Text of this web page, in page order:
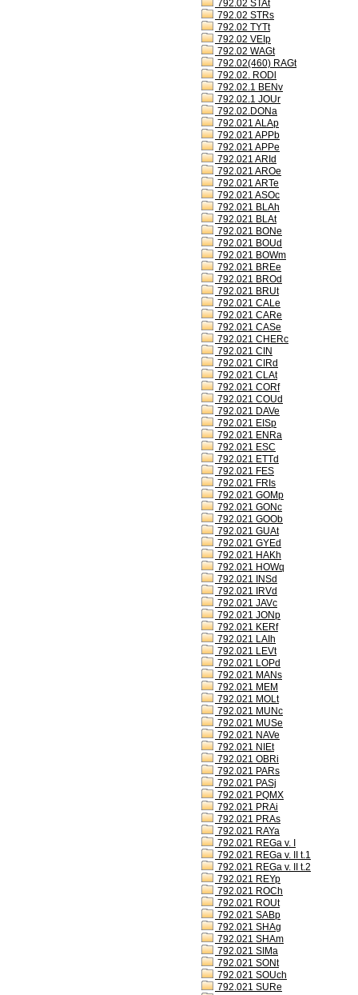
792.02 STAt
792.02 STRs
792.02 TYTt
792.02 VEIp
792.02 WAGt
792.02(460) RAGt
792.02. RODl
792.02.1 BENv
792.02.1 JOUr
792.02.DONa
792.021 ALAp
792.021 APPb
792.021 APPe
792.021 ARId
792.021 AROe
792.021 ARTe
792.021 ASOc
792.021 BLAh
792.021 BLAt
792.021 BONe
792.021 BOUd
792.021 BOWm
792.021 BREe
792.021 BROd
792.021 BRUt
792.021 CALe
792.021 CARe
792.021 CASe
792.021 CHERc
792.021 CIN
792.021 CIRd
792.021 CLAt
792.021 CORf
792.021 COUd
792.021 DAVe
792.021 EISp
792.021 ENRa
792.021 ESC
792.021 ETTd
792.021 FES
792.021 FRIs
792.021 GOMp
792.021 GONc
792.021 GOOb
792.021 GUAt
792.021 GYEd
792.021 HAKh
792.021 HOWq
792.021 INSd
792.021 IRVd
792.021 JAVc
792.021 JONp
792.021 KERf
792.021 LAIh
792.021 LEVt
792.021 LOPd
792.021 MANs
792.021 MEM
792.021 MOLt
792.021 MUNc
792.021 MUSe
792.021 NAVe
792.021 NIEt
792.021 OBRi
792.021 PARs
792.021 PASj
792.021 PQMX
792.021 PRAi
792.021 PRAs
792.021 RAYa
792.021 REGa v. I
792.021 REGa v. II t.1
792.021 REGa v. II t.2
792.021 REYp
792.021 ROCh
792.021 ROUt
792.021 SABp
792.021 SHAg
792.021 SHAm
792.021 SIMa
792.021 SONt
792.021 SOUch
792.021 SURe